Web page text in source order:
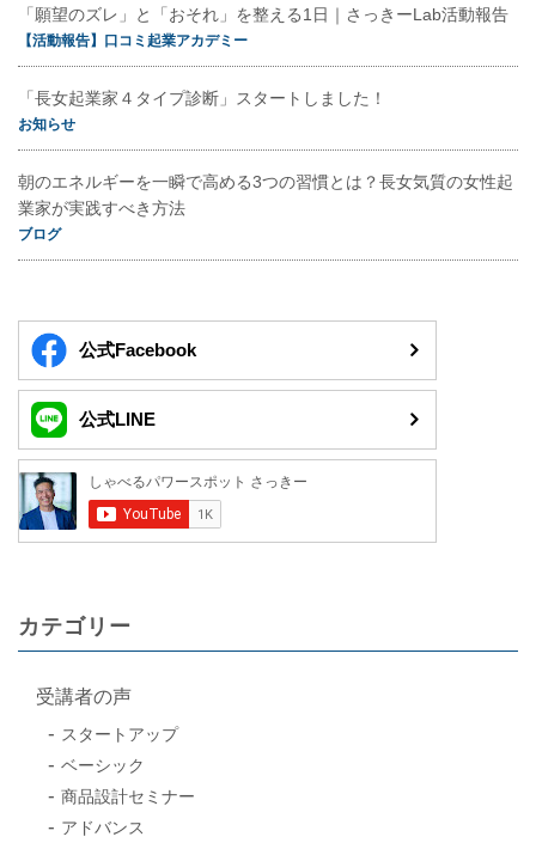
「願望のズレ」と「おそれ」を整える1日｜さっきーLab活動報告
【活動報告】口コミ起業アカデミー
「長女起業家４タイプ診断」スタートしました！
お知らせ
朝のエネルギーを一瞬で高める3つの習慣とは？長女気質の女性起
業家が実践すべき方法
ブログ
公式Facebook
公式LINE
カテゴリー
受講者の声
スタートアップ
ベーシック
商品設計セミナー
アドバンス